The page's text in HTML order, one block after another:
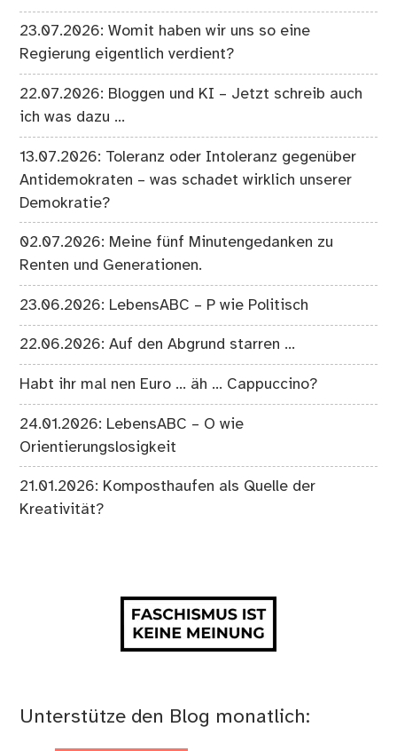
23.07.2026: Womit haben wir uns so eine
Regierung eigentlich verdient?
22.07.2026: Bloggen und KI – Jetzt schreib auch
ich was dazu …
13.07.2026: Toleranz oder Intoleranz gegenüber
Antidemokraten – was schadet wirklich unserer
Demokratie?
02.07.2026: Meine fünf Minutengedanken zu
Renten und Generationen.
23.06.2026: LebensABC – P wie Politisch
22.06.2026: Auf den Abgrund starren …
Habt ihr mal nen Euro … äh … Cappuccino?
24.01.2026: LebensABC – O wie
Orientierungslosigkeit
21.01.2026: Komposthaufen als Quelle der
Kreativität?
Unterstütze den Blog monatlich: